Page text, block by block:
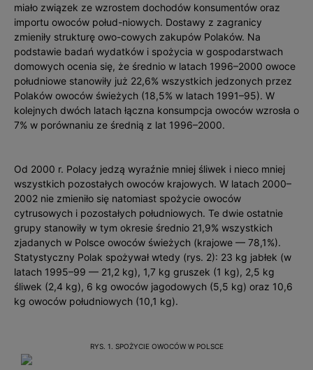
miało związek ze wzrostem dochodów konsumentów oraz
importu owoców połud-niowych. Dostawy z zagranicy
zmieniły strukturę owo-cowych zakupów Polaków. Na
podstawie badań wydatków i spożycia w gospodarstwach
domowych ocenia się, że średnio w latach 1996–2000 owoce
południowe stanowiły już 22,6% wszystkich jedzonych przez
Polaków owoców świeżych (18,5% w latach 1991–95). W
kolejnych dwóch latach łączna konsumpcja owoców wzrosła o
7% w porównaniu ze średnią z lat 1996–2000.
Od 2000 r. Polacy jedzą wyraźnie mniej śliwek i nieco mniej
wszystkich pozostałych owoców krajowych. W latach 2000–
2002 nie zmieniło się natomiast spożycie owoców
cytrusowych i pozostałych południowych. Te dwie ostatnie
grupy stanowiły w tym okresie średnio 21,9% wszystkich
zjadanych w Polsce owoców świeżych (krajowe — 78,1%).
Statystyczny Polak spożywał wtedy (rys. 2): 23 kg jabłek (w
latach 1995–99 — 21,2 kg), 1,7 kg gruszek (1 kg), 2,5 kg
śliwek (2,4 kg), 6 kg owoców jagodowych (5,5 kg) oraz 10,6
kg owoców południowych (10,1 kg).
RYS. 1. SPOŻYCIE OWOCÓW W POLSCE